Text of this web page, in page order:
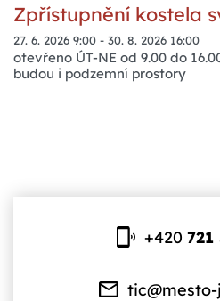
27. 6. 2026 9:00 - 30. 8. 2026 16:00
Zpřístupnění kostela
otevřeno ÚT-NE od 9.00 do
budou i podzemní prostory
+420721